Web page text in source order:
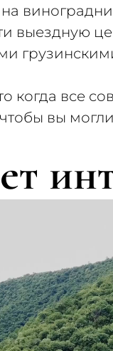
выездную
когда все
вы